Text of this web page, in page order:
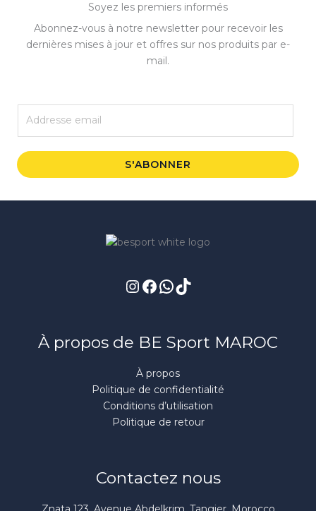
Soyez les premiers informés
Abonnez-vous à notre newsletter pour recevoir les
dernières mises à jour et offres sur nos produits par e-
mail.
m
i
l
S'ABONNER
Instagram
Facebook
WhatsApp
TikTok
À propos de BE Sport MAROC
À propos
Politique de confidentialité
Conditions d’utilisation
Politique de retour
Contactez nous